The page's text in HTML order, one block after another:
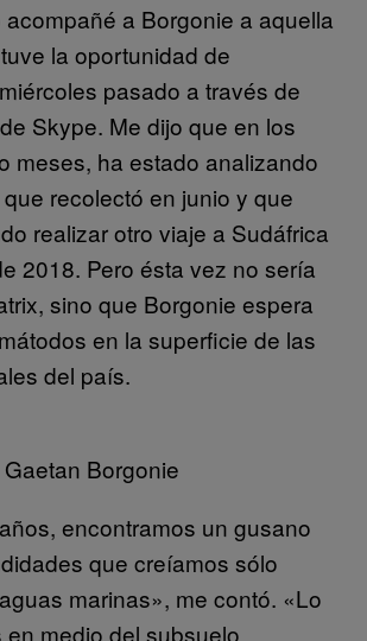
a Borgonie a aquella
la oportunidad de
pasado a través de
Skype. Me dijo que en los
meses, ha estado analizando
recolectó en junio y que
realizar otro viaje a Sudáfrica
2018. Pero ésta vez no sería
sino que Borgonie espera
en la superficie de las
del país.
Borgonie
encontramos un gusano
que creíamos sólo
marinas», me contó. «Lo
medio del subsuelo